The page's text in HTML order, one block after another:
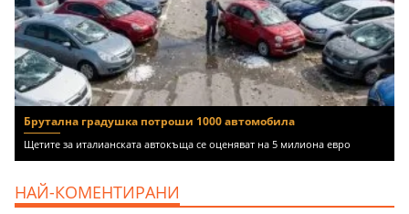
Брутална градушка потроши 1000 автомобила
Щетите за италианската автокъща се оценяват на 5 милиона евро
НАЙ-КОМЕНТИРАНИ